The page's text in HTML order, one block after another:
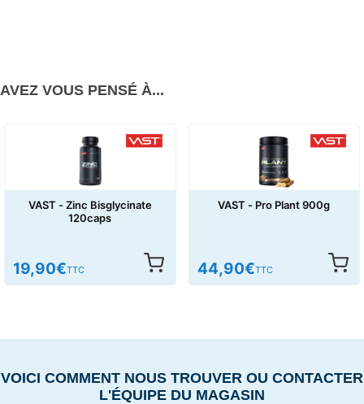
AVEZ VOUS PENSÉ À...
VAST - Pro Plant 900g
44,90€TTC
VAST - Ashwagandha 600
34,90€TTC
VOICI COMMENT NOUS TROUVER OU CONTACTER
L'ÉQUIPE DU MAGASIN